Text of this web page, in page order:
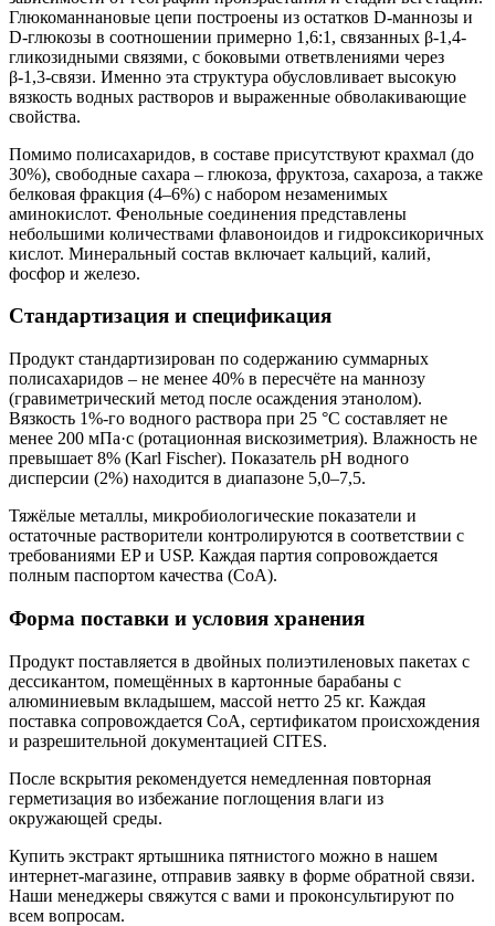
Глюкоманнановые цепи построены из остатков D-маннозы и
D-глюкозы в соотношении примерно 1,6:1, связанных β-1,4-
гликозидными связями, с боковыми ответвлениями через
β-1,3-связи. Именно эта структура обусловливает высокую
вязкость водных растворов и выраженные обволакивающие
свойства.
Помимо полисахаридов, в составе присутствуют крахмал (до
30%), свободные сахара – глюкоза, фруктоза, сахароза, а также
белковая фракция (4–6%) с набором незаменимых
аминокислот. Фенольные соединения представлены
небольшими количествами флавоноидов и гидроксикоричных
кислот. Минеральный состав включает кальций, калий,
фосфор и железо.
Стандартизация и спецификация
Продукт стандартизирован по содержанию суммарных
полисахаридов – не менее 40% в пересчёте на маннозу
(гравиметрический метод после осаждения этанолом).
Вязкость 1%-го водного раствора при 25 °C составляет не
менее 200 мПа·с (ротационная вискозиметрия). Влажность не
превышает 8% (Karl Fischer). Показатель pH водного
дисперсии (2%) находится в диапазоне 5,0–7,5.
Тяжёлые металлы, микробиологические показатели и
остаточные растворители контролируются в соответствии с
требованиями EP и USP. Каждая партия сопровождается
полным паспортом качества (CoA).
Форма поставки и условия хранения
Продукт поставляется в двойных полиэтиленовых пакетах с
дессикантом, помещённых в картонные барабаны с
алюминиевым вкладышем, массой нетто 25 кг. Каждая
поставка сопровождается CoA, сертификатом происхождения
и разрешительной документацией CITES.
После вскрытия рекомендуется немедленная повторная
герметизация во избежание поглощения влаги из
окружающей среды.
Купить экстракт яртышника пятнистого можно в нашем
интернет-магазине, отправив заявку в форме обратной связи.
Наши менеджеры свяжутся с вами и проконсультируют по
всем вопросам.